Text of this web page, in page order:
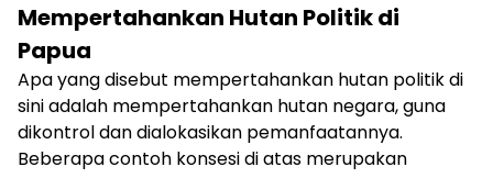
Mempertahankan Hutan Politik di
Papua
Apa yang disebut mempertahankan hutan politik di
sini adalah mempertahankan hutan negara, guna
dikontrol dan dialokasikan pemanfaatannya.
Beberapa contoh konsesi di atas merupakan